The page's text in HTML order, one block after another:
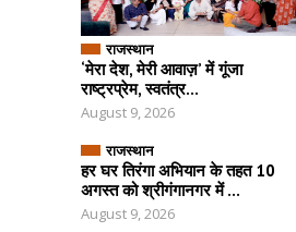
राजस्थान
‘मेरा देश, मेरी आवाज़’ में गूंजा
राष्ट्रप्रेम, स्वतंत्र...
August 9, 2026
राजस्थान
हर घर तिरंगा अभियान के तहत 10
अगस्त को श्रीगंगानगर में ...
August 9, 2026